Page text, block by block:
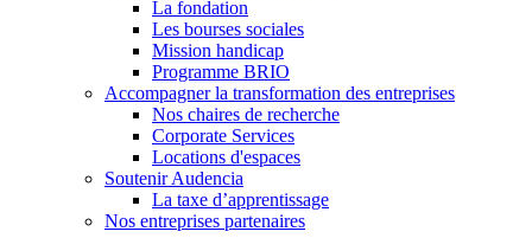
La fondation
Les bourses sociales
Mission handicap
Programme BRIO
Accompagner la transformation des entreprises
Nos chaires de recherche
Corporate Services
Locations d'espaces
Soutenir Audencia
La taxe d’apprentissage
Nos entreprises partenaires